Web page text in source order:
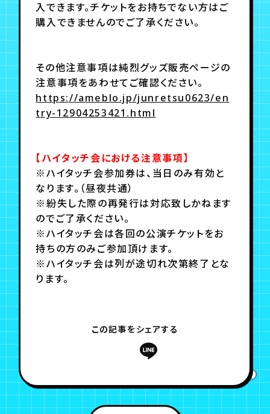
入できます。チケットをお持ちでない方はご
購入できませんのでご了承ください。
その他注意事項は純烈グッズ販売ページの
注意事項をあわせてご確認ください。
https://ameblo.jp/junretsu0623/en
try-12904253421.html
【ハイタッチ会における注意事項】
※ハイタッチ会参加券は、当日のみ有効と
なります。（昼夜共通）
※紛失した際の再発行は対応致しかねます
のでご了承ください。
※ハイタッチ会は各回の公演チケットをお
持ちの方のみご参加頂けます。
※ハイタッチ会は列が途切れ次第終了とな
ります。
この記事をシェアする